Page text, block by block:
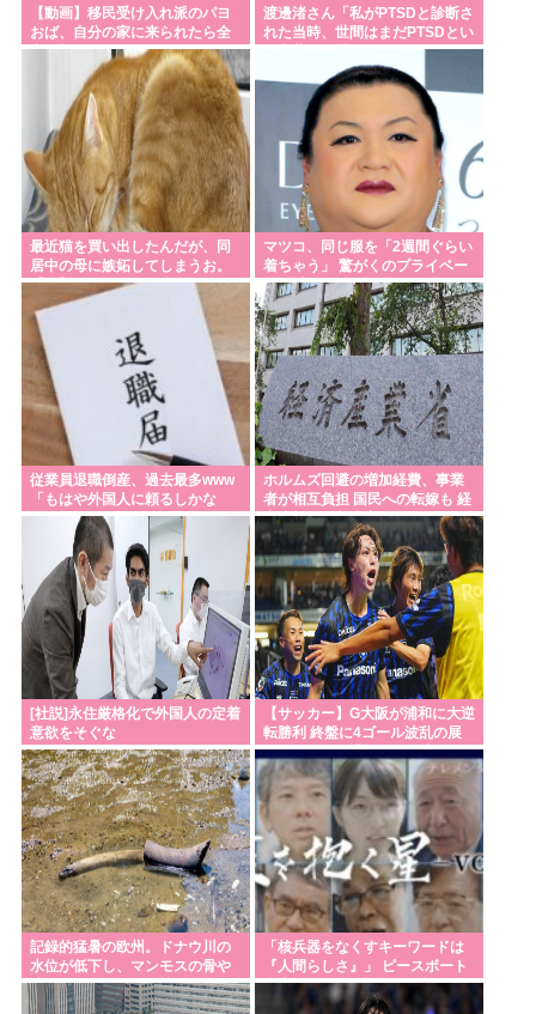
高市首相がマッサージを受ける 就任後初
明日からお盆休みだけどみんなどこ行く予定か決め
た？🏄‍♂🌴☀
交通系カードで改札通って改札内のショップ利用し
てまた改札出ようとしたら出られなくてワロタ
ライフとかマルエツとか、特に何の取り柄もないス
ーパーが東京でデカい顔してるの不思議だよな、普
通OK行くだろ
天気予報「暦の上では今日から秋です☺」天国の安
倍さん「馬鹿みたいな暦だな」
Powered by livedoor 相互RSS
【動画】移民受け入れ派のパヨ
おば、自分の家に来られたら全
力で拒否るｗｗｗｗｗｗｗｗｗ
渡邊渚さん「私がPTSDと診断さ
れた当時、世間はまだPTSDとい
う言葉は浸透されていませんで
最近猫を買い出したんだが、同
居中の母に嫉妬してしまうお。
【再】
マツコ、同じ服を「2週間ぐらい
着ちゃう」 驚がくのプライベー
ト 理由を激白
従業員退職倒産、過去最多www
「もはや外国人に頼るしかな
い」
ホルムズ回避の増加経費、事業
者が相互負担 国民への転嫁も 経
産省部会が制度案
[社説]永住厳格化で外国人の定着
意欲をそぐな
【サッカー】G大阪が浦和に大逆
転勝利 終盤に4ゴール波乱の展
開…サヴィオ退場など警告5枚で
大荒れの一戦に
記録的猛暑の欧州。ドナウ川の
水位が低下し、マンモスの骨や
沈没したドイツ軍の戦艦が姿を
現
「核兵器をなくすキーワードは
『人間らしさ』」 ピースボート
畠山澄子さんが語った、核のあ
る世界を変えるために